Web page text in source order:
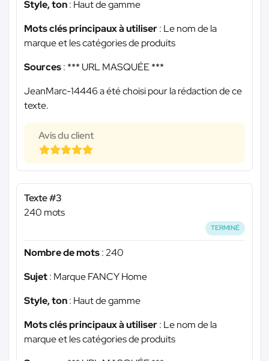
Style, ton: Haut de gamme
Mots clés principaux à utiliser: Le nom de la
marque et les catégories de produits
Sources: *** URL MASQUÉE ***
JeanMarc-14446 a été choisi pour la rédaction de ce
texte.
Avis du client
Texte #3
240 mots
TERMINÉ
Nombre de mots: 240
Sujet: Marque FANCY Home
Style, ton: Haut de gamme
Mots clés principaux à utiliser: Le nom de la
marque et les catégories de produits